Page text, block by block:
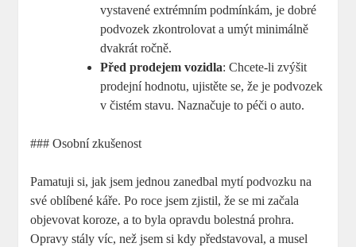
vystavené extrémním podmínkám, je dobré
podvozek zkontrolovat a umýt minimálně
dvakrát ročně.
Před prodejem vozidla: Chcete-li zvýšit
prodejní hodnotu, ujistěte se, že je podvozek
v čistém stavu. Naznačuje to péči o auto.
### Osobní zkušenost
Pamatuji si, jak jsem jednou zanedbal mytí podvozku na
své oblíbené káře. Po roce jsem zjistil, že se mi začala
objevovat koroze, a to byla opravdu bolestná prohra.
Opravy stály víc, než jsem si kdy představoval, a musel